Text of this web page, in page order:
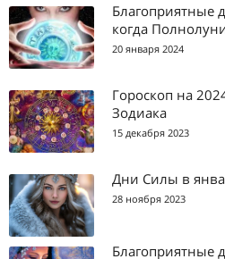
Благоприятные
когда
20 января 2024
Гороскоп на
Зодиака
15 декабря 2023
Дни Силы в
28 ноября 2023
Благоприятные